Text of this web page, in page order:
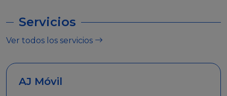
Servicios
Ver todos los servicios
AJ Móvil